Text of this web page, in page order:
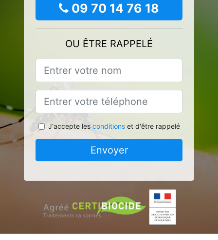
09 70 14 76 18
OU ÊTRE RAPPELÉ
J'accepte les conditionset d'être rappelé
Envoyer